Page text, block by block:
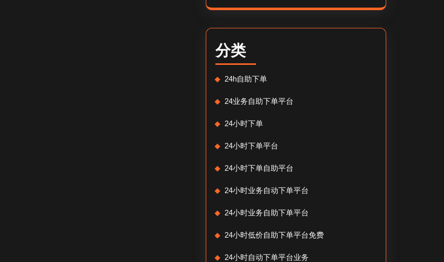
分类
24h自助下单
24业务自助下单平台
24小时下单
24小时下单平台
24小时下单自助平台
24小时业务自动下单平台
24小时业务自助下单平台
24小时低价自助下单平台免费
24小时自动下单平台业务